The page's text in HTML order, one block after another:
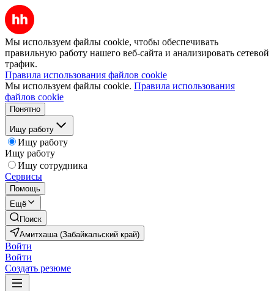
Мы используем файлы cookie, чтобы обеспечивать
правильную работу нашего веб-сайта и анализировать сетевой
трафик.
Правила использования файлов cookie
Мы используем файлы cookie. Правила использования
файлов cookie
Понятно
Ищу работу
Ищу работу
Ищу работу
Ищу сотрудника
Сервисы
Помощь
Ещё
Поиск
Амитхаша (Забайкальский край)
Войти
Войти
Создать резюме